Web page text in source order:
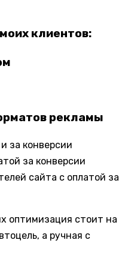
клиентов:
рекламы
за конверсии
за конверсии
сайта с оплатой за
оптимизация стоит на
а ручная с